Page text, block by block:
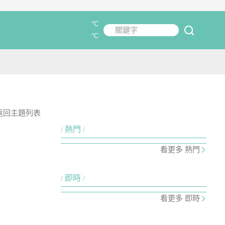
關鍵字
°C
°C
回主題列表
熱門
看更多 熱門
即時
看更多 即時